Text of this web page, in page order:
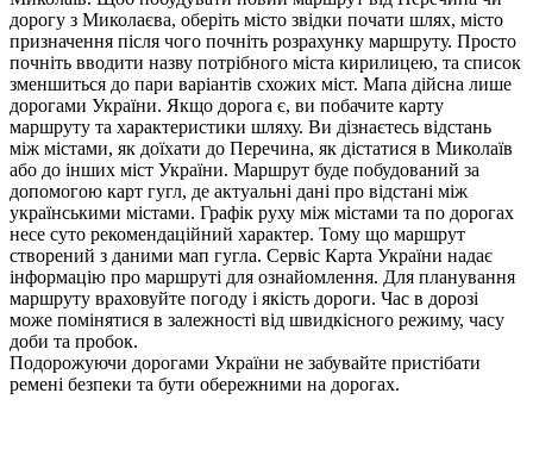
дорогу з Миколаєва, оберіть місто звідки почати шлях, місто
призначення після чого почніть розрахунку маршруту. Просто
почніть вводити назву потрібного міста кирилицею, та список
зменшиться до пари варіантів схожих міст. Мапа дійсна лише
дорогами України. Якщо дорога є, ви побачите карту
маршруту та характеристики шляху. Ви дізнаєтесь відстань
між містами, як доїхати до Перечина, як дістатися в Миколаїв
або до інших міст України. Маршрут буде побудований за
допомогою карт гугл, де актуальні дані про відстані між
українськими містами. Графік руху між містами та по дорогах
несе суто рекомендаційний характер. Тому що маршрут
створений з даними мап гугла. Сервіс Карта України надає
інформацію про маршруті для ознайомлення. Для планування
маршруту враховуйте погоду і якість дороги. Час в дорозі
може помінятися в залежності від швидкісного режиму, часу
доби та пробок.
Подорожуючи дорогами України не забувайте пристібати
ремені безпеки та бути обережними на дорогах.